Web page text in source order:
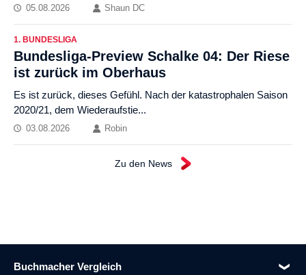
05.08.2026 Shaun DC
1. BUNDESLIGA
Bundesliga-Preview Schalke 04: Der Riese
ist zurück im Oberhaus
Es ist zurück, dieses Gefühl. Nach der katastrophalen Saison
2020/21, dem Wiederaufstie...
03.08.2026 Robin
Zu den News
Buchmacher Vergleich